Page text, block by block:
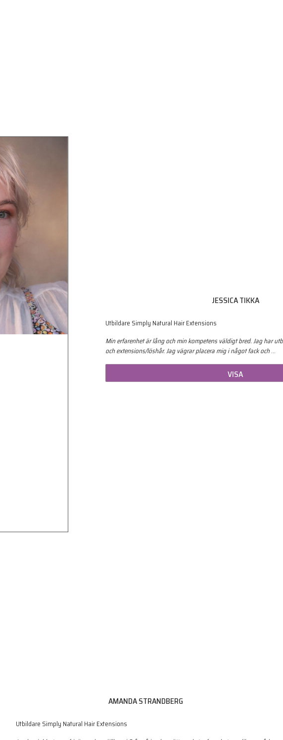
JESSICA TIKKA
Utbildare Simply Natural Hair Extensions
Min erfarenhet är lång och min kompetens väldigt bred. Jag har
och extensions/löshår. Jag vägrar placera mig i något fack och…
VISA
AMANDA STRANDBERG
Utbildare Simply Natural Hair Extensions